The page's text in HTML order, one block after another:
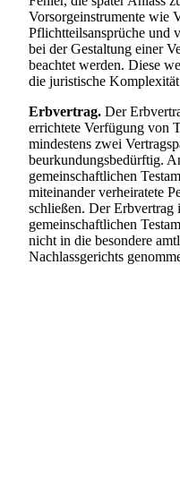
Vorsorgeinstrumente wie
Pflichtteilsansprüche und
bei der Gestaltung einer
beachtet werden. Diese
die juristische Komplexität
Erbvertrag. Der
errichtete Verfügung von
mindestens zwei
beurkundungsbedürftig.
gemeinschaftlichen
miteinander verheiratete
schließen. Der Erbvertrag
gemeinschaftlichen
nicht in die besondere
Nachlassgerichts